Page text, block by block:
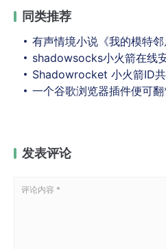
同类推荐
有声情境小说《我的模特
shadowsocks小火箭在线
Shadowrocket 小火箭ID
一个谷歌浏览器插件便可
发表评论